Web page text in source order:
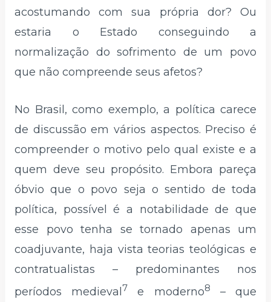
acostumando com sua própria dor? Ou
estaria o Estado conseguindo a
normalização do sofrimento de um povo
que não compreende seus afetos?
No Brasil, como exemplo, a política carece
de discussão em vários aspectos. Preciso é
compreender o motivo pelo qual existe e a
quem deve seu propósito. Embora pareça
óbvio que o povo seja o sentido de toda
política, possível é a notabilidade de que
esse povo tenha se tornado apenas um
coadjuvante, haja vista teorias teológicas e
contratualistas – predominantes nos
períodos medieval 7 e moderno8
– que